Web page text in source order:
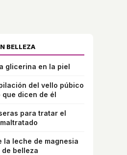
BELLEZA
glicerina en la piel
del vello púbico
que dicen de él
para tratar el
la leche de magnesia
belleza